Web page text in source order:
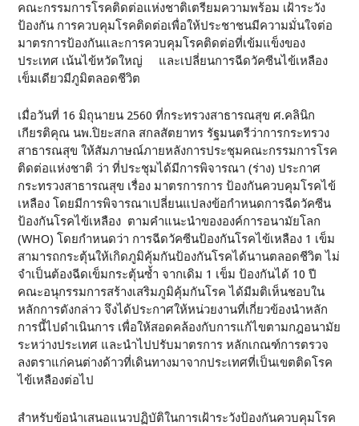
คณะกรรมการโรคติดต่อแห่งชาติเตรียมความพร้อม เฝ้าระวัง
ป้องกัน การควบคุมโรคติดต่อเพื่อให้ประชาชนมีความมั่นใจต่อ
มาตรการป้องกันและการควบคุมโรคติดต่อที่เข้มแข็งของ
ประเทศ เน้นไข้หวัดใหญ่ และเปลี่ยนการฉีดวัคซีนไข้เหลือง
เข็มเดียวมีภูมิตลอดชีวิต
เมื่อวันที่ 16 มิถุนายน 2560 ที่กระทรวงสาธารณสุข ศ.คลินิก
เกียรติคุณ นพ.ปิยะสกล สกลสัตยาทร รัฐมนตรีว่าการกระทรวง
สาธารณสุข ให้สัมภาษณ์ภายหลังการประชุมคณะกรรมการโรค
ติดต่อแห่งชาติ ว่า ที่ประชุมได้มีการพิจารณา (ร่าง) ประกาศ
กระทรวงสาธารณสุข เรื่อง มาตรการการ ป้องกันควบคุมโรคไข้
เหลือง โดยมีการพิจารณาเปลี่ยนแปลงข้อกำหนดการฉีดวัคซีน
ป้องกันโรคไข้เหลือง ตามคำแนะนำขององค์การอนามัยโลก
(WHO) โดยกำหนดว่า การฉีดวัคซีนป้องกันโรคไข้เหลือง 1 เข็ม
สามารถกระตุ้นให้เกิดภูมิคุ้มกันป้องกันโรคได้นานตลอดชีวิต ไม่
จำเป็นต้องฉีดเข็มกระตุ้นซ้ำ จากเดิม 1 เข็ม ป้องกันได้ 10 ปี
คณะอนุกรรมการสร้างเสริมภูมิคุ้มกันโรค ได้มีมติเห็นชอบใน
หลักการดังกล่าว จึงได้ประกาศให้หน่วยงานที่เกี่ยวข้องนำหลัก
การนี้ไปดำเนินการ เพื่อให้สอดคล้องกับการแก้ไขตามกฎอนามัย
ระหว่างประเทศ และนำไปปรับมาตรการ หลักเกณฑ์การตรวจ
ลงตราแก่คนต่างด้าวที่เดินทางมาจากประเทศที่เป็นเขตติดโรค
ไข้เหลืองต่อไป
สำหรับข้อนำเสนอแนวปฏิบัติในการเฝ้าระวังป้องกันควบคุมโรค